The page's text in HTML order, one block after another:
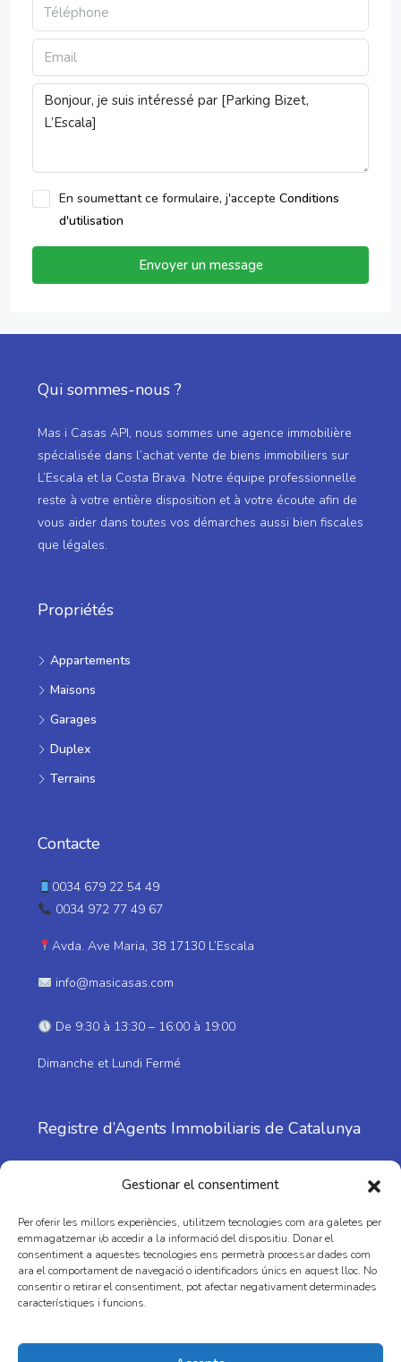
Gestionar el consentiment
Per oferir les millors experiències, utilitzem tecnologies com ara galetes per
emmagatzemar i/o accedir a la informació del dispositiu. Donar el
consentiment a aquestes tecnologies ens permetrà processar dades com
ara el comportament de navegació o identificadors únics en aquest lloc. No
consentir o retirar el consentiment, pot afectar negativament determinades
característiques i funcions.
En soumettant ce formulaire, j'accepte Conditions
d'utilisation
Envoyer un message
Qui sommes-nous ?
Mas i Casas API, nous sommes une agence immobilière
spécialisée dans l’achat vente de biens immobiliers sur
L’Escala et la Costa Brava. Notre équipe professionnelle
reste à votre entière disposition et à votre écoute afin de
vous aider dans toutes vos démarches aussi bien fiscales
que légales.
Propriétés
Appartements
Maisons
Garages
Duplex
Terrains
Contacte
0034 679 22 54 49
0034 972 77 49 67
Avda. Ave Maria, 38 17130 L’Escala
info@masicasas.com
De 9:30 à 13:30 – 16:00 à 19:00
Dimanche et Lundi Fermé
Registre d’Agents Immobiliaris de Catalunya